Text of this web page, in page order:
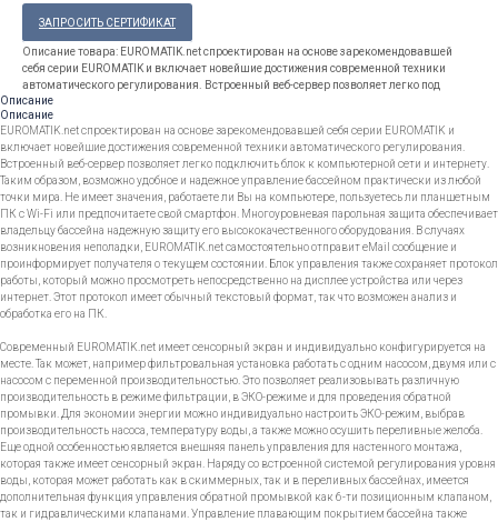
ЗАПРОСИТЬ СЕРТИФИКАТ
Описание товара: EUROMATIK.net спроектирован на основе зарекомендовавшей
себя серии EUROMATIK и включает новейшие достижения современной техники
автоматического регулирования. Встроенный веб-сервер позволяет легко под
Описание
Описание
EUROMATIK.net спроектирован на основе зарекомендовавшей себя серии EUROMATIK и
включает новейшие достижения современной техники автоматического регулирования.
Встроенный веб-сервер позволяет легко подключить блок к компьютерной сети и интернету.
Таким образом, возможно удобное и надежное управление бассейном практически из любой
точки мира. Не имеет значения, работаете ли Вы на компьютере, пользуетесь ли планшетным
ПК с Wi-Fi или предпочитаете свой смартфон. Многоуровневая парольная защита обеспечивает
владельцу бассейна надежную защиту его высококачественного оборудования. В случаях
возникновения неполадки, EUROMATIK.net самостоятельно отправит eMail сообщение и
проинформирует получателя о текущем состоянии. Блок управления также сохраняет протокол
работы, который можно просмотреть непосредственно на дисплее устройства или через
интернет. Этот протокол имеет обычный текстовый формат, так что возможен анализ и
обработка его на ПК.
Современный EUROMATIK.net имеет сенсорный экран и индивидуально конфигурируется на
месте. Так может, например фильтровальная установка работать с одним насосом, двумя или с
насосом с переменной производительностью. Это позволяет реализовывать различную
производительность в режиме фильтрации, в ЭКО-режиме и для проведения обратной
промывки. Для экономии энергии можно индивидуально настроить ЭКО-режим, выбрав
производительность насоса, температуру воды, а также можно осушить переливные желоба.
Еще одной особенностью является внешняя панель управления для настенного монтажа,
которая также имеет сенсорный экран. Наряду со встроенной системой регулирования уровня
воды, которая может работать как в скиммерных, так и в переливных бассейнах, имеется
дополнительная функция управления обратной промывкой как 6-ти позиционным клапаном,
так и гидравлическими клапанами. Управление плавающим покрытием бассейна также